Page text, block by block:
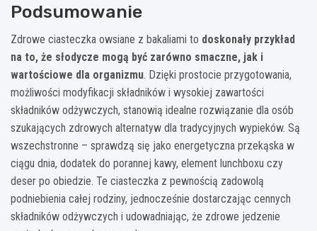
Podsumowanie
Zdrowe ciasteczka owsiane z bakaliami to doskonały przykład
na to, że słodycze mogą być zarówno smaczne, jak i
wartościowe dla organizmu. Dzięki prostocie przygotowania,
możliwości modyfikacji składników i wysokiej zawartości
składników odżywczych, stanowią idealne rozwiązanie dla osób
szukających zdrowych alternatyw dla tradycyjnych wypieków. Są
wszechstronne – sprawdzą się jako energetyczna przekąska w
ciągu dnia, dodatek do porannej kawy, element lunchboxu czy
deser po obiedzie. Te ciasteczka z pewnością zadowolą
podniebienia całej rodziny, jednocześnie dostarczając cennych
składników odżywczych i udowadniając, że zdrowe jedzenie